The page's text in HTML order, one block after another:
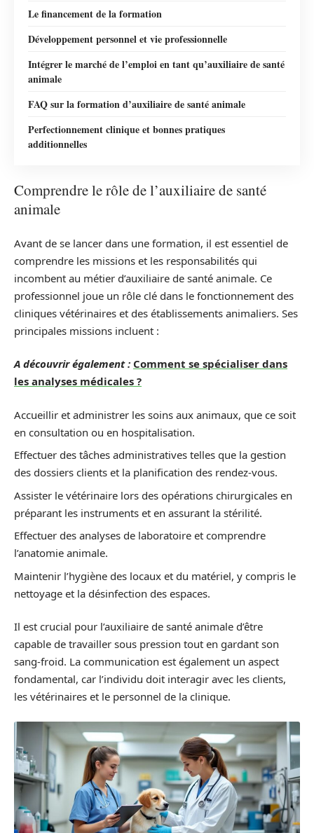
Le financement de la formation
Développement personnel et vie professionnelle
Intégrer le marché de l’emploi en tant qu’auxiliaire de santé
animale
FAQ sur la formation d’auxiliaire de santé animale
Perfectionnement clinique et bonnes pratiques
additionnelles
Comprendre le rôle de l’auxiliaire de santé
animale
Avant de se lancer dans une formation, il est essentiel de
comprendre les missions et les responsabilités qui
incombent au métier d’auxiliaire de santé animale. Ce
professionnel joue un rôle clé dans le fonctionnement des
cliniques vétérinaires et des établissements animaliers. Ses
principales missions incluent :
A découvrir également : Comment se spécialiser dans
les analyses médicales ?
Accueillir et administrer les soins aux animaux, que ce soit
en consultation ou en hospitalisation.
Effectuer des tâches administratives telles que la gestion
des dossiers clients et la planification des rendez-vous.
Assister le vétérinaire lors des opérations chirurgicales en
préparant les instruments et en assurant la stérilité.
Effectuer des analyses de laboratoire et comprendre
l’anatomie animale.
Maintenir l’hygiène des locaux et du matériel, y compris le
nettoyage et la désinfection des espaces.
Il est crucial pour l’auxiliaire de santé animale d’être
capable de travailler sous pression tout en gardant son
sang-froid. La communication est également un aspect
fondamental, car l’individu doit interagir avec les clients,
les vétérinaires et le personnel de la clinique.